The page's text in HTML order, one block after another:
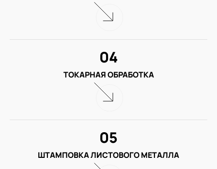
ТОКАРНАЯ ОБРАБОТКА
04
ШТАМПОВКА ЛИСТОВОГО МЕТАЛЛА
05